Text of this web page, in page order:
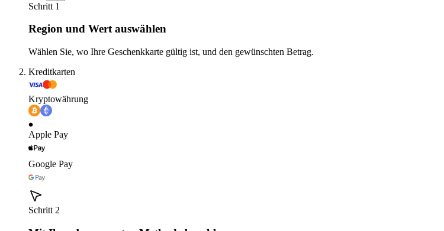
Schritt 1
Region und Wert auswählen
Wählen Sie, wo Ihre Geschenkkarte gültig ist, und den gewünschten Betrag.
Kreditkarten
Kryptowährung
Apple Pay
Google Pay
Schritt 2